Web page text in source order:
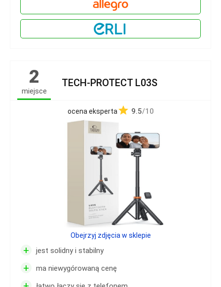
2
miejsce
TECH-PROTECT L03S
ocena eksperta 9.5/10
+ jest solidny i stabilny
+ ma niewygórowaną cenę
Obejrzyj zdjęcia w sklepie